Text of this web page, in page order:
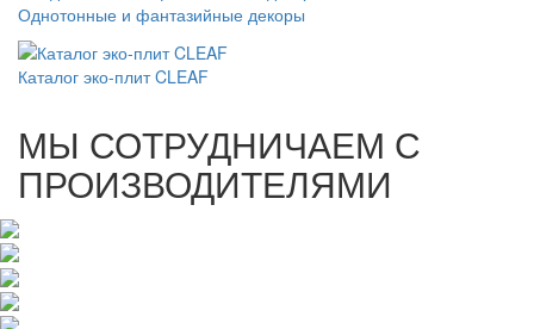
Однотонные и фантазийные декоры
Каталог эко-плит CLEAF
МЫ СОТРУДНИЧАЕМ С
ПРОИЗВОДИТЕЛЯМИ